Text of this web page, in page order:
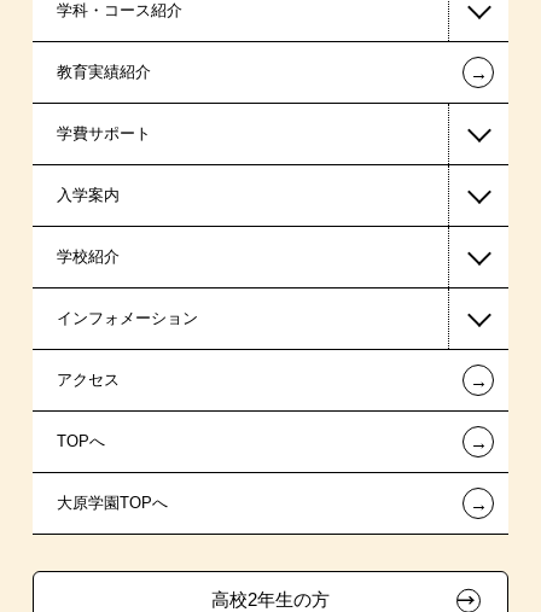
学科・コース紹介
国家公務員・地方公務員系
警察官・消防官系
ビジネス系
医療事務系
ホテル・トラベル系
スポーツ・トレーナー系
教育実績紹介 ←
学費サポート
高等教育の修学支援新制度
日本学生支援機構の奨学金
国の教育ローン
提携教育ローン
新聞奨学生
試験による特待生制度
入学案内
一般入学
AO入学
指定校推薦入学
指定校自己推薦入学
特別推薦入学
学校紹介
在校生からあなたへ
夢を叶えた先輩たち
施設・研修所
学生マンションのご案内
インフォメーション
お知らせ・新着情報
在校生へのお知らせ
各種証明書の発行ご希望の方
アクセス ←
TOPへ ←
大原学園TOPへ ←
高校2年生の方